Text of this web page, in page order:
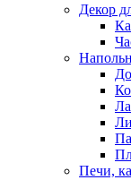
Декор
Печи,